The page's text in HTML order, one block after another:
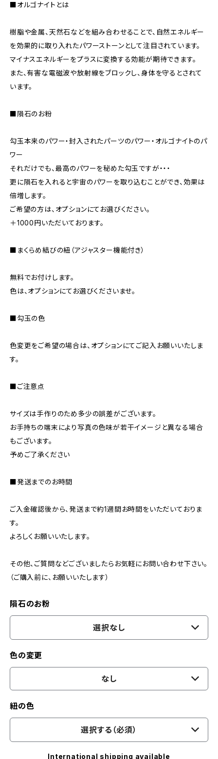
■オルゴナイトとは
樹脂や金属、天然石などを組み合わせることで、自然エネルギー
を効果的に取り入れたパワーストーンとして注目されています。
マイナスエネルギーをプラスに変換する効能が期待できます。
また、有害な電磁波や放射線をブロックし、身体を守るとされて
います。
■隕石のお粉
勾玉本来のパワー・封入されたパーツのパワー・オルゴナイトのパ
ワー
それだけでも、最高のパワーを秘めた勾玉ですが・・・
更に隕石を入れると宇宙のパワーを取り込むことができ、効果は
倍増します。
ご希望の方は、オプションにてお選びください。
＋1000円いただいております。
■まくらめ結びの紐（アジャスター機能付き）
無料でお付けします。
色は、オプションにてお選びくださいませ。
■勾玉の色
色変更をご希望の場合は、オプションにてご記入お願いいたしま
す。
■ご注意点
サイズは手作りのため多少の誤差がございます。
お手持ちの端末により写真の色味が若干イメージと異なる場合
もございます。
予めご了承ください
■発送までのお時間
ご入金確認後から、発送まで約1週間お時間をいただいておりま
す。
よろしくお願いいたします。
その他、ご質問などございましたらお気軽にお問い合わせ下さい。
（ご購入前に、お願いいたします）
隕石のお粉
選択なし
色の変更
なし
紐の色
選択する（必須）
International shipping available